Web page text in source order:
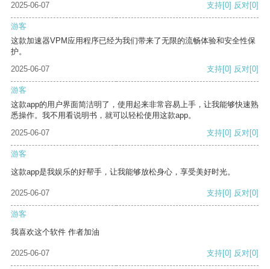
2025-06-07
支持[0] 反对[0]
游客
这款加速器VPM应用程序已经为我们带来了无限的流畅体验和安全性保
护。
2025-06-07
支持[0] 反对[0]
游客
这款app的用户界面简洁明了，使用起来非常容易上手，让我能够快速熟
悉操作。我不用看说明书，就可以轻松使用这款app。
2025-06-07
支持[0] 反对[0]
游客
这款app是我娱乐的好帮手，让我能够放松身心，享受美好时光。
2025-06-07 支持[0] 反对[0]
游客
我喜欢这个软件 作者加油
2025-06-07 支持[0] 反对[0]